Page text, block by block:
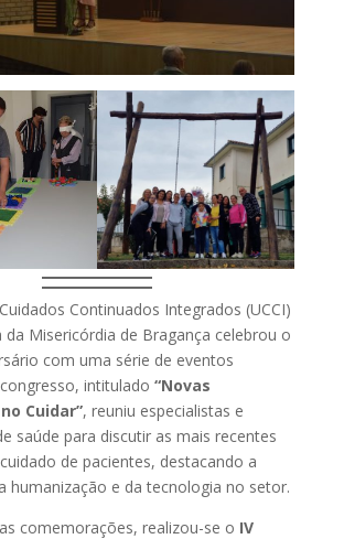
Continuados Integrados (UCCI)
da Misericórdia de Bragança celebrou o
com uma série de eventos
intitulado “Novas
Cuidar”, reuniu especialistas e
saúde para discutir as mais recentes
de pacientes, destacando a
humanização e da tecnologia no setor.
comemorações, realizou-se o IV